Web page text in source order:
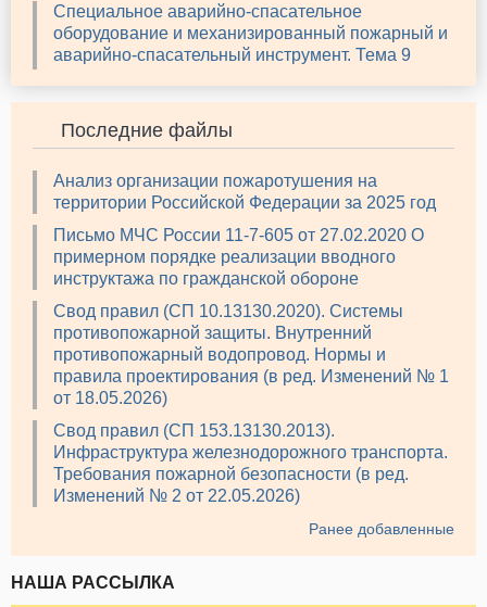
Специальное аварийно-спасательное
оборудование и механизированный пожарный и
аварийно-спасательный инструмент. Тема 9
Последние файлы
Анализ организации пожаротушения на
территории Российской Федерации за 2025 год
Письмо МЧС России 11-7-605 от 27.02.2020 О
примерном порядке реализации вводного
инструктажа по гражданской обороне
Свод правил (СП 10.13130.2020). Системы
противопожарной защиты. Внутренний
противопожарный водопровод. Нормы и
правила проектирования (в ред. Изменений № 1
от 18.05.2026)
Свод правил (СП 153.13130.2013).
Инфраструктура железнодорожного транспорта.
Требования пожарной безопасности (в ред.
Изменений № 2 от 22.05.2026)
Ранее добавленные
НАША РАССЫЛКА